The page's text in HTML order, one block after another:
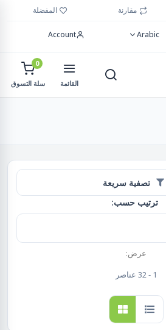
مقارنة المفضلة
Arabic
Account
القائمة
0
سلة التسوق
تصفية سريعة
ترتيب حسب:
عرض:
1 - 32 عناصر